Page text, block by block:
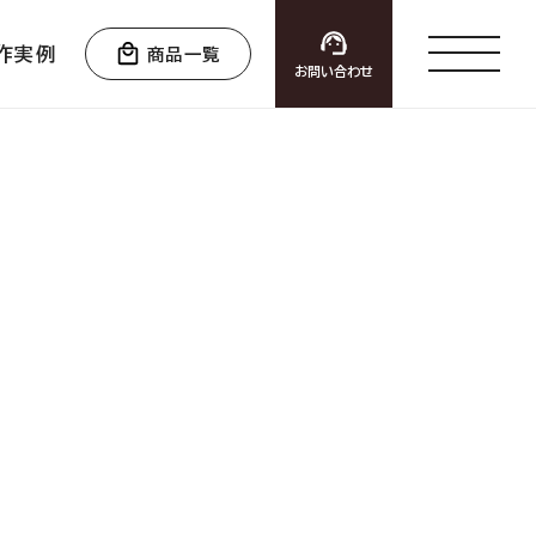
実例 商品一覧
お問い合わせ